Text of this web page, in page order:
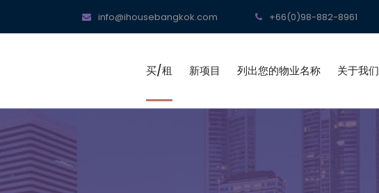
info@ihousebangkok.com +66(0)98-882-8961
买/租 新项目 列出您的物业名称 关于我们